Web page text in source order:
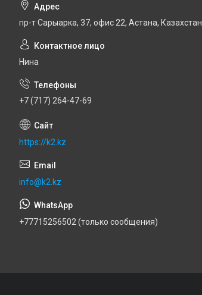
пр-т Сарыарка, 37, офис 22, Астана, Казахстан
Нина
+7 (717) 264-47-69
https://k2.kz
info@k2.kz
+77715256502 (только сообщения)